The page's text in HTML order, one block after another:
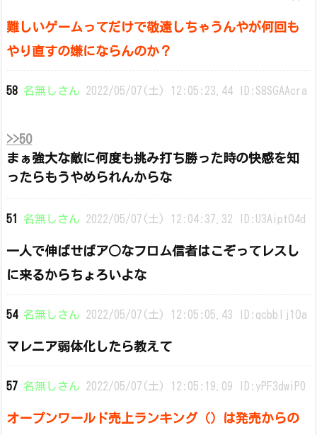
難しいゲームってだけで敬遠しちゃうんやが何回も
やり直すの嫌にならんのか？
58 名無しさん 2022/05/07(土) 12:05:23.44 ID:S8SGAAcra
>>50
まぁ強大な敵に何度も挑み打ち勝った時の快感を知
ったらもうやめられんからな
51 名無しさん 2022/05/07(土) 12:04:37.32 ID:U3AiptO4d
一人で伸ばせばア○なフロム信者はこぞってレスし
に来るからちょろいよな
54 名無しさん 2022/05/07(土) 12:05:05.43 ID:qcbblj1Oa
マレニア弱体化したら教えて
57 名無しさん 2022/05/07(土) 12:05:19.09 ID:yPF3dwiP0
オープンワールド売上ランキング（）は発売からの